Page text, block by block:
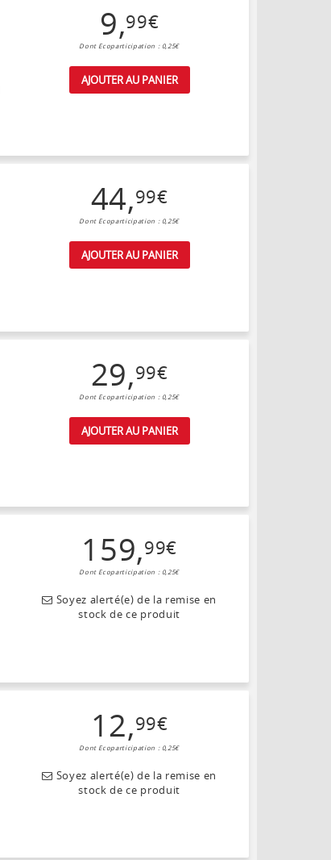
9,99€
Dont Ecoparticipation : 0,25€
AJOUTER AU PANIER
44,99€
Dont Ecoparticipation : 0,25€
AJOUTER AU PANIER
29,99€
Dont Ecoparticipation : 0,25€
AJOUTER AU PANIER
159,99€
Dont Ecoparticipation : 0,25€
Soyez alerté(e) de la remise en
stock de ce produit
12,99€
Dont Ecoparticipation : 0,25€
Soyez alerté(e) de la remise en
stock de ce produit